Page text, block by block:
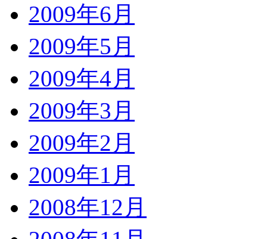
2009年6月
2009年5月
2009年4月
2009年3月
2009年2月
2009年1月
2008年12月